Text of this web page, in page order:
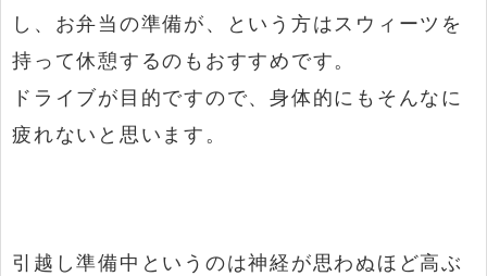
し、お弁当の準備が、という方はスウィーツを
持って休憩するのもおすすめです。
ドライブが目的ですので、身体的にもそんなに
疲れないと思います。
引越し準備中というのは神経が思わぬほど高ぶ